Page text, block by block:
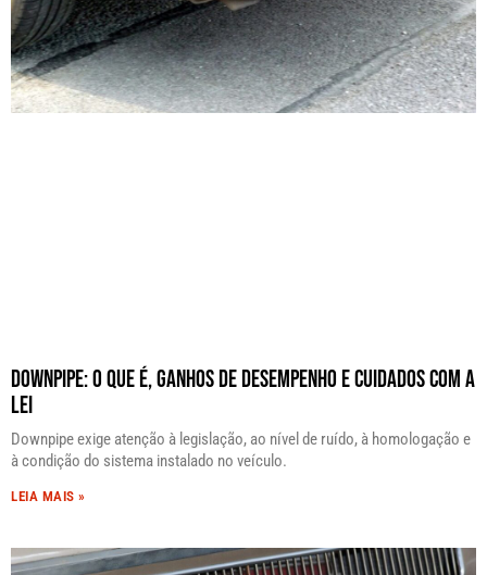
Downpipe: O Que É, Ganhos de Desempenho e Cuidados com a
Lei
Downpipe exige atenção à legislação, ao nível de ruído, à homologação e
à condição do sistema instalado no veículo.
LEIA MAIS »